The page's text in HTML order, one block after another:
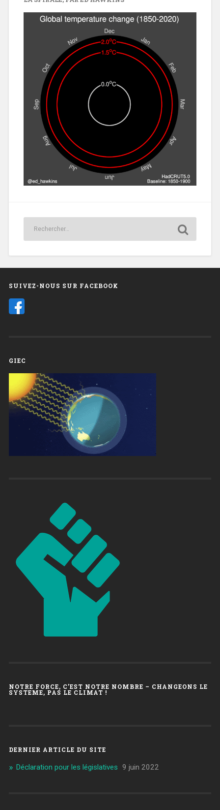
SUIVEZ-NOUS SUR FACEBOOK
GIEC
NOTRE FORCE, C’EST NOTRE NOMBRE – CHANGEONS LE
SYSTEME, PAS LE CLIMAT !
DERNIER ARTICLE DU SITE
Déclaration pour les législatives 9 juin 2022